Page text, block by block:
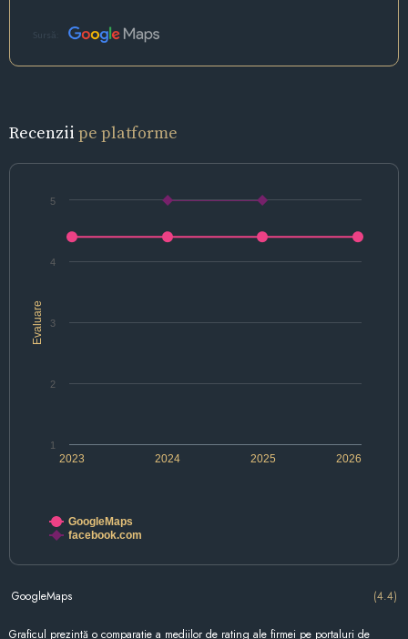
Sursă:
Recenzii pe platforme
Evaluare
2024 2026
2023 2025
1
2
3
4
5
GoogleMaps
facebook.com
GoogleMaps (4.4)
Graficul prezintă o comparație a mediilor de rating ale firmei pe portaluri de